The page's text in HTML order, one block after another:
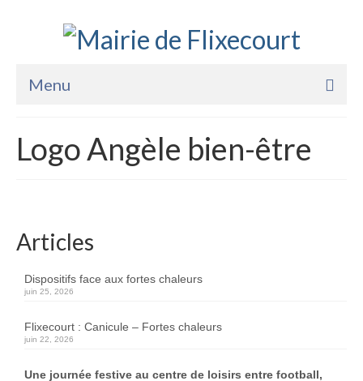
Menu
La Mairie
Sports Loisirs et Culture
Logo Angèle bien-être
Articles
Dispositifs face aux fortes chaleurs
juin 25, 2026
Flixecourt : Canicule – Fortes chaleurs
juin 22, 2026
Une journée festive au centre de loisirs entre football,